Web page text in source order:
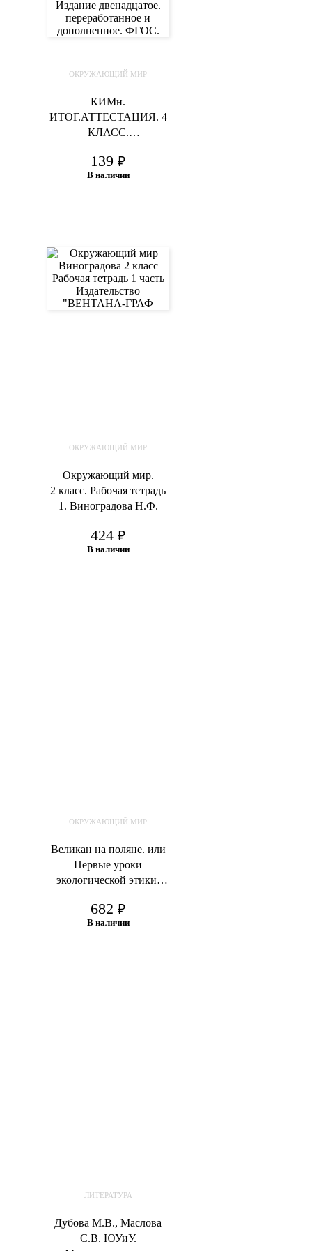
ОКРУЖАЮЩИЙ МИР
КИМн.
ИТОГ.АТТЕСТАЦИЯ. 4
КЛАСС.
ФГОС
139 ₽
В наличии
ОКРУЖАЮЩИЙ МИР
Окружающий мир.
2 класс. Рабочая тетрадь
1. Виноградова Н.Ф.
424 ₽
В наличии
ОКРУЖАЮЩИЙ МИР
Великан на поляне. или
Первые уроки
экологической этики.
Румянцев А. А.
682 ₽
В наличии
ЛИТЕРАТУРА
Дубова М.В., Маслова
С.В. ЮУиУ.